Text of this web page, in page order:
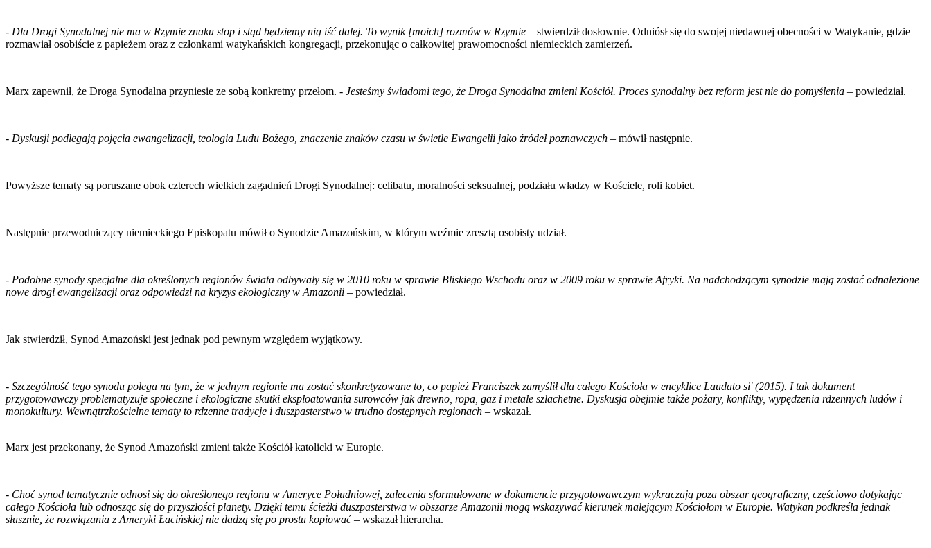
- Dla Drogi Synodalnej nie ma w Rzymie znaku stop i stąd będziemy nią iść dalej. To wynik [moich] rozmów w Rzymie – stwierdził dosłownie. Odniósł się do swojej niedawnej obecności w Watykanie, gdzie
rozmawiał osobiście z papieżem oraz z członkami watykańskich kongregacji, przekonując o całkowitej prawomocności niemieckich zamierzeń.
Marx zapewnił, że Droga Synodalna przyniesie ze sobą konkretny przełom. - Jesteśmy świadomi tego, że Droga Synodalna zmieni Kościół. Proces synodalny bez reform jest nie do pomyślenia – powiedział.
- Dyskusji podlegają pojęcia ewangelizacji, teologia Ludu Bożego, znaczenie znaków czasu w świetle Ewangelii jako źródeł poznawczych – mówił następnie.
Powyższe tematy są poruszane obok czterech wielkich zagadnień Drogi Synodalnej: celibatu, moralności seksualnej, podziału władzy w Kościele, roli kobiet.
Następnie przewodniczący niemieckiego Episkopatu mówił o Synodzie Amazońskim, w którym weźmie zresztą osobisty udział.
- Podobne synody specjalne dla określonych regionów świata odbywały się w 2010 roku w sprawie Bliskiego Wschodu oraz w 2009 roku w sprawie Afryki. Na nadchodzącym synodzie mają zostać odnalezione
nowe drogi ewangelizacji oraz odpowiedzi na kryzys ekologiczny w Amazonii – powiedział.
Jak stwierdził, Synod Amazoński jest jednak pod pewnym względem wyjątkowy.
- Szczególność tego synodu polega na tym, że w jednym regionie ma zostać skonkretyzowane to, co papież Franciszek zamyślił dla całego Kościoła w encyklice Laudato si' (2015). I tak dokument
przygotowawczy problematyzuje społeczne i ekologiczne skutki eksploatowania surowców jak drewno, ropa, gaz i metale szlachetne. Dyskusja obejmie także pożary, konflikty, wypędzenia rdzennych ludów i
monokultury. Wewnątrzkościelne tematy to rdzenne tradycje i duszpasterstwo w trudno dostępnych regionach – wskazał.
Marx jest przekonany, że Synod Amazoński zmieni także Kościół katolicki w Europie.
- Choć synod tematycznie odnosi się do określonego regionu w Ameryce Południowej, zalecenia sformułowane w dokumencie przygotowawczym wykraczają poza obszar geograficzny, częściowo dotykając
całego Kościoła lub odnosząc się do przyszłości planety. Dzięki temu ścieżki duszpasterstwa w obszarze Amazonii mogą wskazywać kierunek malejącym Kościołom w Europie. Watykan podkreśla jednak
słusznie, że rozwiązania z Ameryki Łacińskiej nie dadzą się po prostu kopiować– wskazał hierarcha.